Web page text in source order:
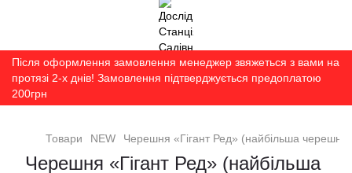
Після оформлення замовлення менеджер звяжеться з вами на
протязі 2-х днів! Замовлення підтверджується предоплатою
200грн
Товари NEW Черешня «Гігант Ред» (найбільша черешня
Черешня «Гігант Ред» (найбільша